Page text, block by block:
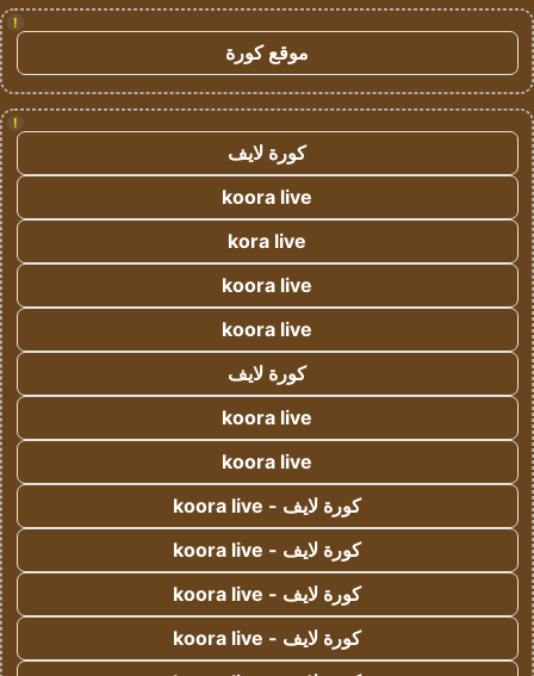
!
موقع كورة
!
كورة لايف
koora live
kora live
koora live
koora live
كورة لايف
koora live
koora live
كورة لايف - koora live
كورة لايف - koora live
كورة لايف - koora live
كورة لايف - koora live